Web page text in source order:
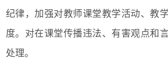
纪律，加强对教师课堂教学活动、教
度。对在课堂传播违法、有害观点和
处理。